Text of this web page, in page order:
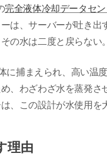
完全液体冷却データセ
は、サーバーが吐き
の水は二度と戻らない。
捕まえられ、高い温
、わざわざ水を蒸発
、この設計が水使用を
理由